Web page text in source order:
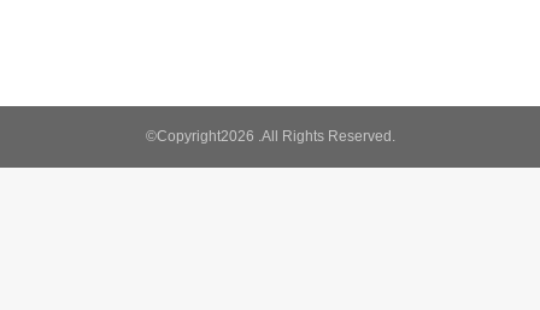
©Copyright2026 .All Rights Reserved.